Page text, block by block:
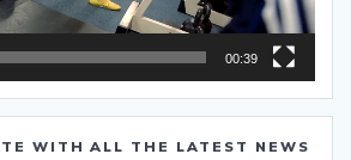
00:39
WITH ALL THE LATEST NEWS